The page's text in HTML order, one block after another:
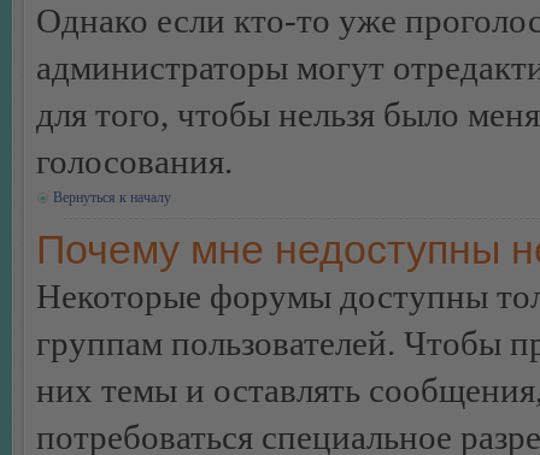
Однако если кто-то уже
администраторы могут
для того, чтобы нельзя было
голосования.
Вернуться к началу
Почему мне недоступны
Некоторые форумы доступны
группам пользователей. Чтобы
них темы и оставлять
потребоваться специальное